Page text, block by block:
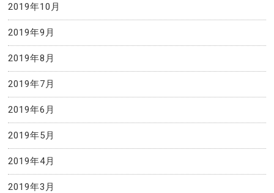
2019年10月
2019年9月
2019年8月
2019年7月
2019年6月
2019年5月
2019年4月
2019年3月